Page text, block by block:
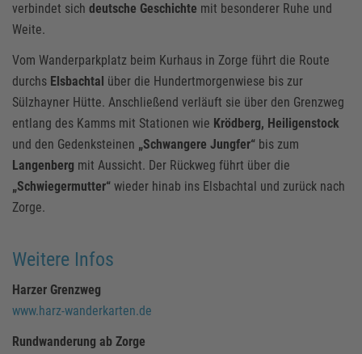
verbindet sich deutsche Geschichte mit besonderer Ruhe und
Weite.
Vom Wanderparkplatz beim Kurhaus in Zorge führt die Route
durchs Elsbachtal über die Hundertmorgenwiese bis zur
Sülzhayner Hütte. Anschließend verläuft sie über den Grenzweg
entlang des Kamms mit Stationen wie Krödberg, Heiligenstock
und den Gedenksteinen „Schwangere Jungfer“ bis zum
Langenberg mit Aussicht. Der Rückweg führt über die
„Schwiegermutter“ wieder hinab ins Elsbachtal und zurück nach
Zorge.
Weitere Infos
Harzer Grenzweg
www.harz-wanderkarten.de
Rundwanderung ab Zorge